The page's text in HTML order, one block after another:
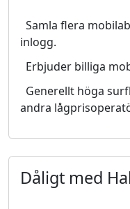
Samla flera
inlogg.
Erbjuder billiga
Generellt höga
andra
Dåligt med